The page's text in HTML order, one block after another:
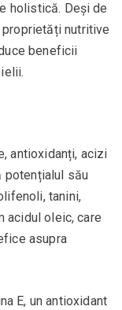
holistică. Deși de
nutritive
beneficii
antioxidanți, acizi
potențialul său
tanini,
acidul oleic, care
asupra
E, un antioxidant